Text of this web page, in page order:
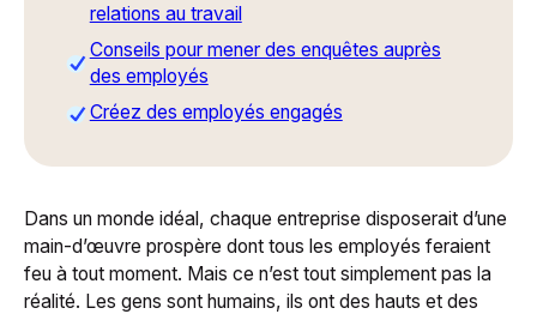
relations au travail
Conseils pour mener des enquêtes auprès
des employés
Créez des employés engagés
Dans un monde idéal, chaque entreprise disposerait d’une
main-d’œuvre prospère dont tous les employés feraient
feu à tout moment. Mais ce n’est tout simplement pas la
réalité. Les gens sont humains, ils ont des hauts et des